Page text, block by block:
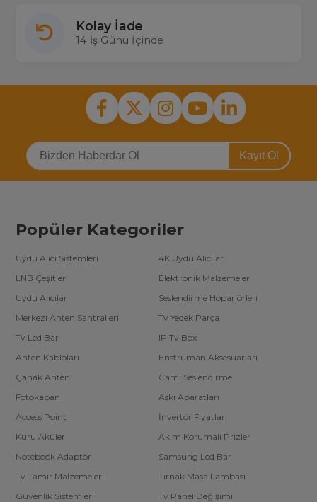
Kolay İade
14 İş Günü İçinde
Kayıt Ol
Popüler Kategoriler
Uydu Alıcı Sistemleri
4K Uydu Alıcılar
LNB Çeşitleri
Elektronik Malzemeler
Uydu Alıcılar
Seslendirme Hoparlörleri
Merkezi Anten Santralleri
Tv Yedek Parça
Tv Led Bar
IP Tv Box
Anten Kabloları
Enstrüman Aksesuarları
Çanak Anten
Cami Seslendirme
Fotokapan
Askı Aparatları
Access Point
İnvertör Fiyatları
Kuru Aküler
Akım Korumalı Prizler
Notebook Adaptör
Samsung Led Bar
Tv Tamir Malzemeleri
Tırnak Masa Lambası
Güvenlik Sistemleri
Tv Panel Değişimi